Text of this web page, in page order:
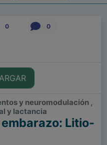
0 0
y neuromodulación ,
y lactancia
Litio-